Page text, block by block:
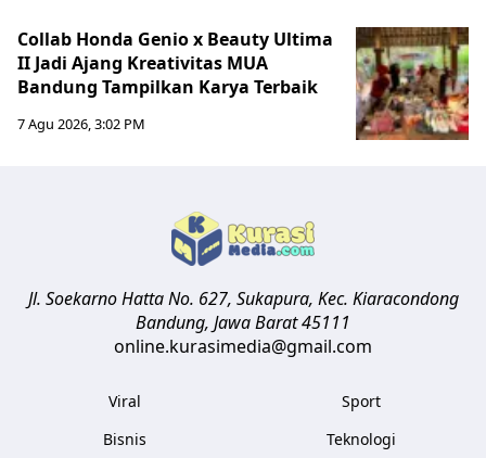
Collab Honda Genio x Beauty Ultima
II Jadi Ajang Kreativitas MUA
Bandung Tampilkan Karya Terbaik
7 Agu 2026, 3:02 PM
Jl. Soekarno Hatta No. 627, Sukapura, Kec. Kiaracondong
Bandung, Jawa Barat45111
online.kurasimedia@gmail.com
Viral
Bisnis
Sport
Teknologi